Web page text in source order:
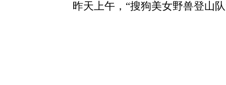
昨天上午，“搜狗美女野兽登山队